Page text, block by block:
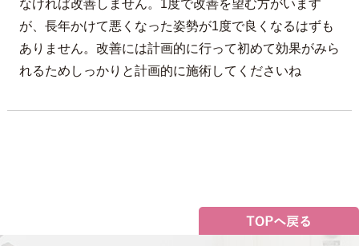
なければ改善しません。1度で改善を望む方がいます
が、長年かけて悪くなった姿勢が1度で良くなるはずも
ありません。改善には計画的に行って初めて効果がみら
れるためしっかりと計画的に施術してくださいね